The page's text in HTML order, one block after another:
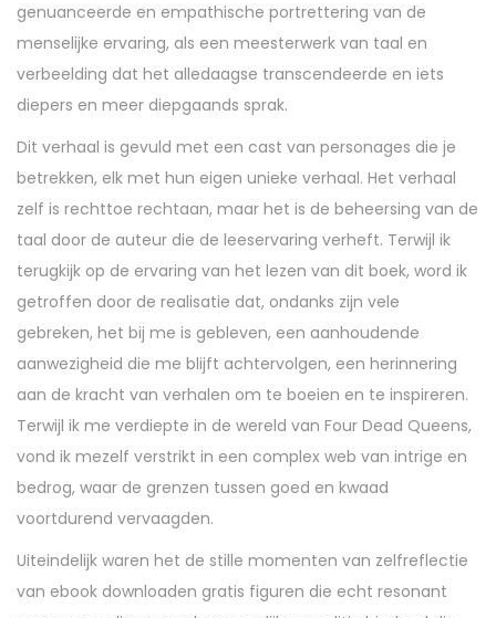
genuanceerde en empathische portrettering van de
menselijke ervaring, als een meesterwerk van taal en
verbeelding dat het alledaagse transcendeerde en iets
diepers en meer diepgaands sprak.
Dit verhaal is gevuld met een cast van personages die je
betrekken, elk met hun eigen unieke verhaal. Het verhaal
zelf is rechttoe rechtaan, maar het is de beheersing van de
taal door de auteur die de leeservaring verheft. Terwijl ik
terugkijk op de ervaring van het lezen van dit boek, word ik
getroffen door de realisatie dat, ondanks zijn vele
gebreken, het bij me is gebleven, een aanhoudende
aanwezigheid die me blijft achtervolgen, een herinnering
aan de kracht van verhalen om te boeien en te inspireren.
Terwijl ik me verdiepte in de wereld van Four Dead Queens,
vond ik mezelf verstrikt in een complex web van intrige en
bedrog, waar de grenzen tussen goed en kwaad
voortdurend vervaagden.
Uiteindelijk waren het de stille momenten van zelfreflectie
van ebook downloaden gratis figuren die echt resonant